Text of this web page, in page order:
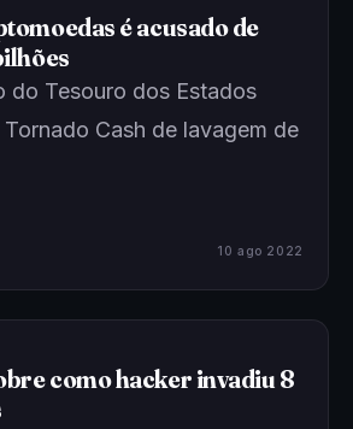
é acusado de
do Tesouro dos Estados
Cash de lavagem de
10 ago 2022
como hacker invadiu 8